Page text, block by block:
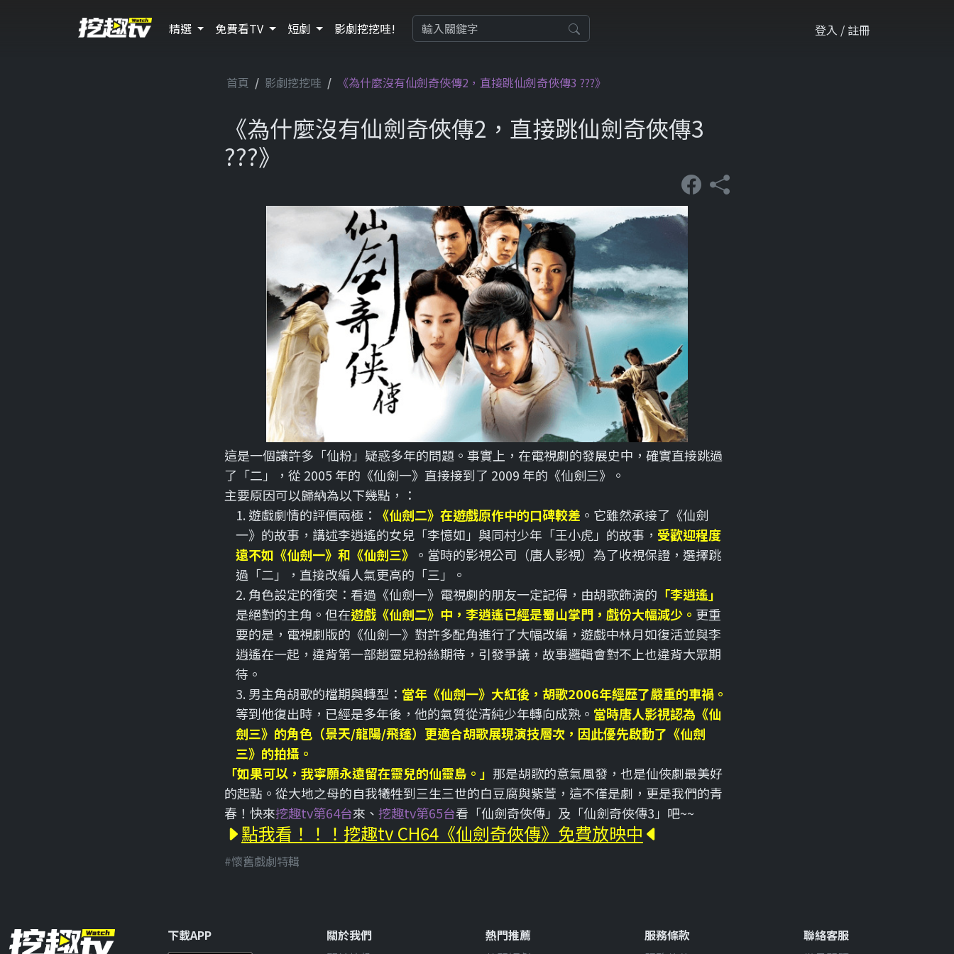
精選 免費看TV 短劇 影劇挖挖哇! 登入 / 註冊
首頁 影劇挖挖哇 《為什麼沒有仙劍奇俠傳2，直接跳仙劍奇俠傳3 ???》
《為什麼沒有仙劍奇俠傳2，直接跳仙劍奇俠傳3
???》
這是一個讓許多「仙粉」疑惑多年的問題。事實上，在電視劇的發展史中，確實直接跳過
了「二」，從 2005 年的《仙劍一》直接接到了 2009 年的《仙劍三》。
主要原因可以歸納為以下幾點，：
1. 遊戲劇情的評價兩極：
《仙劍二》在遊戲原作中的口碑較差 。它雖然承接了《仙劍
一》的故事，講述李逍遙的女兒「李憶如」與同村少年「王小虎」的故事， 受歡迎程度
遠不如《仙劍一》和《仙劍三》 。當時的影視公司（唐人影視）為了收視保證，選擇跳
過「二」，直接改編人氣更高的「三」。
2. 角色設定的衝突：看過《仙劍一》電視劇的朋友一定記得，由胡歌飾演的 「李逍遙」
是絕對的主角。但在遊戲《仙劍二》中，李逍遙已經是蜀山掌門，戲份大幅減少。 更重
要的是，電視劇版的《仙劍一》對許多配角進行了大幅改編，遊戲中林月如復活並與李
逍遙在一起，違背第一部趙靈兒粉絲期待，引發爭議，故事邏輯會對不上也違背大眾期
待。
3. 男主角胡歌的檔期與轉型： 當年《仙劍一》大紅後，胡歌2006年經歷了嚴重的車禍。
等到他復出時，已經是多年後，他的氣質從清純少年轉向成熟。 當時唐人影視認為《仙
劍三》的角色（景天/龍陽/飛蓬）更適合胡歌展現演技層次，因此優先啟動了《仙劍
三》的拍攝。
「如果可以，我寧願永遠留在靈兒的仙靈島。」 那是胡歌的意氣風發，也是仙俠劇最美好
的起點。從大地之母的自我犧牲到三生三世的白豆腐與紫萱，這不僅是劇，更是我們的青
春！快來挖趣tv第64台來、 挖趣tv第65台看「仙劍奇俠傳」及「仙劍奇俠傳3」吧~~
點我看！！！挖趣tv CH64《仙劍奇俠傳》免費放映中
#懷舊戲劇特輯
下載APP
關於我們
熱門推薦
服務條款
聯絡客服